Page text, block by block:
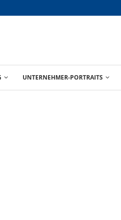
UNTERNEHMER-PORTRAITS